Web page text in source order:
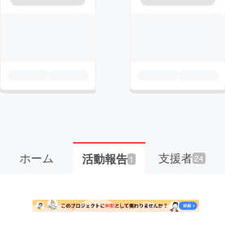
ホーム 活動報告1 支援者 24